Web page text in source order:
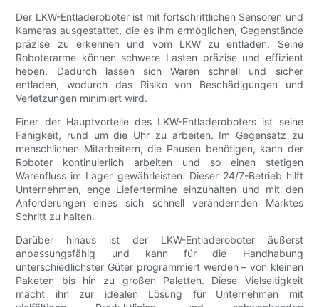
Der LKW-Entladeroboter ist mit fortschrittlichen Sensoren und
Kameras ausgestattet, die es ihm ermöglichen, Gegenstände
präzise zu erkennen und vom LKW zu entladen. Seine
Roboterarme können schwere Lasten präzise und effizient
heben. Dadurch lassen sich Waren schnell und sicher
entladen, wodurch das Risiko von Beschädigungen und
Verletzungen minimiert wird.
Einer der Hauptvorteile des LKW-Entladeroboters ist seine
Fähigkeit, rund um die Uhr zu arbeiten. Im Gegensatz zu
menschlichen Mitarbeitern, die Pausen benötigen, kann der
Roboter kontinuierlich arbeiten und so einen stetigen
Warenfluss im Lager gewährleisten. Dieser 24/7-Betrieb hilft
Unternehmen, enge Liefertermine einzuhalten und mit den
Anforderungen eines sich schnell verändernden Marktes
Schritt zu halten.
Darüber hinaus ist der LKW-Entladeroboter äußerst
anpassungsfähig und kann für die Handhabung
unterschiedlichster Güter programmiert werden – von kleinen
Paketen bis hin zu großen Paletten. Diese Vielseitigkeit
macht ihn zur idealen Lösung für Unternehmen mit